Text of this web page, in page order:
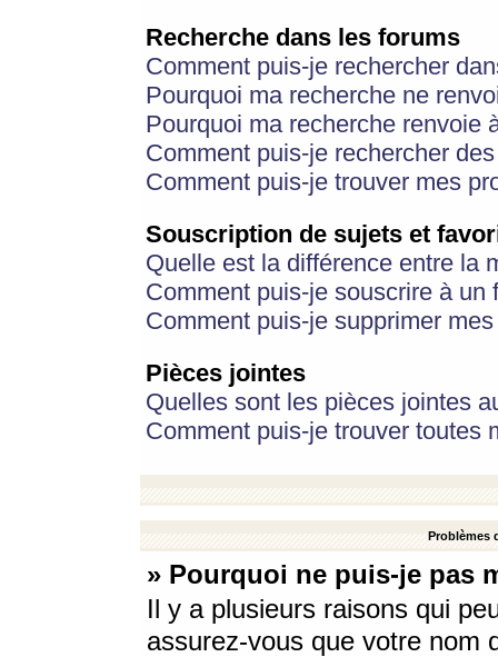
Recherche dans les forums
Comment puis-je rechercher
Pourquoi ma recherche ne
Pourquoi ma recherche renvoie
Comment puis-je rechercher
Comment puis-je trouver mes
Souscription de sujets et
Quelle est la différence entre la
Comment puis-je souscrire à
Comment puis-je supprimer
Pièces jointes
Quelles sont les pièces jointes
Comment puis-je trouver toutes
Problèmes
» Pourquoi ne puis-je pas
Il y a plusieurs raisons qui
assurez-vous que votre nom